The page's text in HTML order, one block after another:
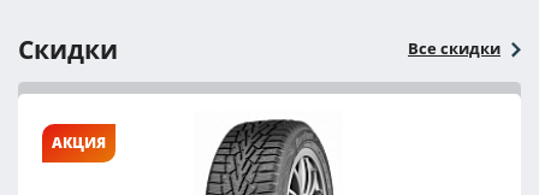
Скидки Все скидки
АКЦИЯ